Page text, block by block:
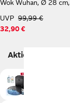
UVP 99,99 €
32,90 €
Aktionen